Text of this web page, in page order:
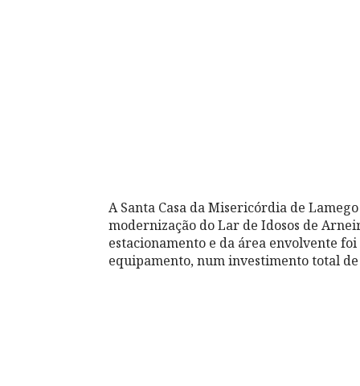
A Santa Casa da Misericórdia de
modernização do Lar de Idosos de
estacionamento e da área envolvente
equipamento, num investimento total de